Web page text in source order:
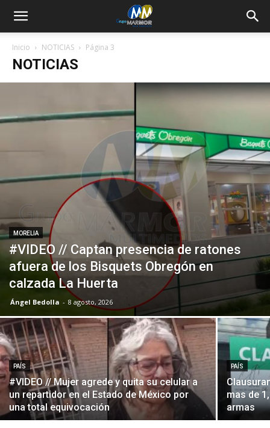
Inicio NOTICIAS Página 3
NOTICIAS
MORELIA
#VIDEO // Captan presencia de ratones
afuera de los Bisquets Obregón en
calzada La Huerta
Ángel Bedolla - 8 agosto, 2026
PAÍS
#VIDEO // Mujer agrede y quita su celular a
un repartidor en el Estado de México por
una total equivocación
PAÍS
mas de
armas